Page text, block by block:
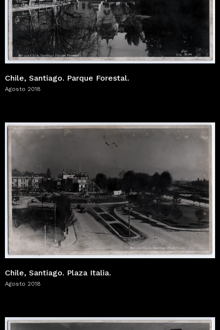
Chile, Santiago. Parque Forestal.
Agosto 2018
Chile, Santiago. Plaza Italia.
Agosto 2018